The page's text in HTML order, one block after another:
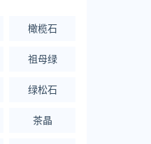
橄榄石
祖母绿
绿松石
茶晶